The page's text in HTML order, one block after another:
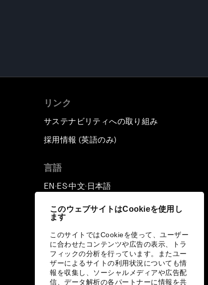
このウェブサイトはCookieを使用し
ます
このサイトではCookieを使って、ユーザー
に合わせたコンテンツや広告の表示、トラ
フィックの分析を行っています。またユー
ザーによるサイトの利用状況についても情
報を収集し、ソーシャルメディアや広告配
信、データ解析の各パートナーに情報を共
リンク
サステナビリティへの取り組み
採用情報 (英語のみ)
言語
EN ▪ES▪中文▪ 日本語